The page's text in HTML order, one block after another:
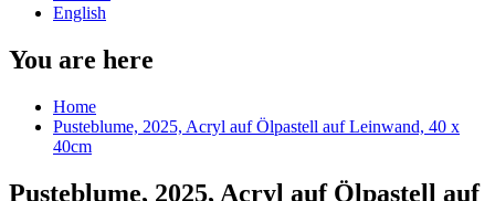
English
You are here
Home
Pusteblume, 2025, Acryl auf Ölpastell auf Leinwand, 40 x
40cm
Pusteblume, 2025, Acryl auf Ölpastell auf